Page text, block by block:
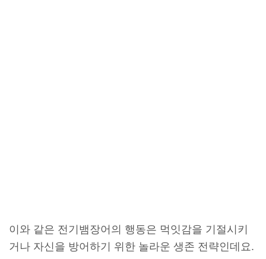
이와 같은 전기뱀장어의 행동은 먹잇감을 기절시키
거나 자신을 방어하기 위한 놀라운 생존 전략인데요.